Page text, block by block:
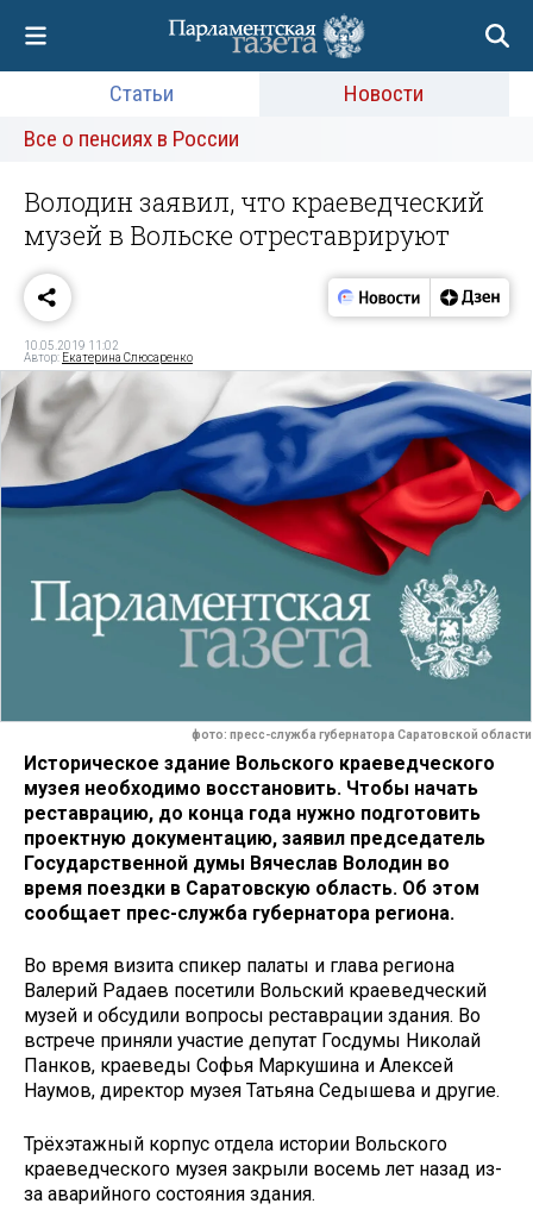
Статьи
Новости
Все о пенсиях в России
Володин заявил, что краеведческий
музей в Вольске отреставрируют
10.05.2019 11:02
Автор: Екатерина Слюсаренко
фото: пресс-служба губернатора Саратовской области
Историческое здание Вольского краеведческого
музея необходимо восстановить. Чтобы начать
реставрацию, до конца года нужно подготовить
проектную документацию, заявил председатель
Государственной думы Вячеслав Володин во
время поездки в Саратовскую область. Об этом
сообщает прес-служба губернатора региона.
Во время визита спикер палаты и глава региона
Валерий Радаев посетили Вольский краеведческий
музей и обсудили вопросы реставрации здания. Во
встрече приняли участие депутат Госдумы Николай
Панков, краеведы Софья Маркушина и Алексей
Наумов, директор музея Татьяна Седышева и другие.
Трёхэтажный корпус отдела истории Вольского
краеведческого музея закрыли восемь лет назад из-
за аварийного состояния здания.